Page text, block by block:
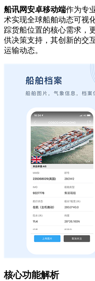
船讯网安卓移动端作为专
术实现全球船舶动态可视
踪货船位置的核心需求，
供决策支持，其创新的交
运输动态。
核心功能解析